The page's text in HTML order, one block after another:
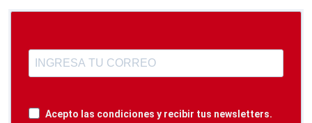
Acepto las condiciones y recibir tus newsletters.